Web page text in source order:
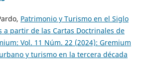
Patrimonio y Turismo en el Siglo
a partir de las Cartas Doctrinales de
Vol. 11 Núm. 22 (2024): Gremium
y turismo en la tercera década